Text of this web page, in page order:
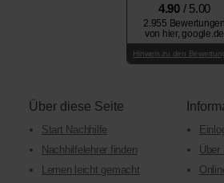
4.90 / 5.00
2.955 Bewertungen
von hier, google.de
Hinweis zu den
Über diese Seite
Start Nachhilfe
Nachhilfelehrer finden
Lernen leicht gemacht
Über